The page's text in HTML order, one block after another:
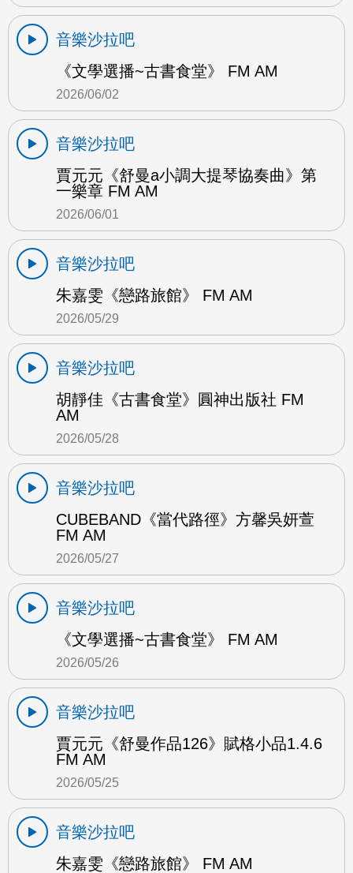
音樂沙拉吧
《文學選播~古書食堂》 FM AM
2026/06/02
音樂沙拉吧
賈元元《舒曼a小調大提琴協奏曲》第
一樂章 FM AM
2026/06/01
音樂沙拉吧
朱嘉雯《戀路旅館》 FM AM
2026/05/29
音樂沙拉吧
胡靜佳《古書食堂》圓神出版社 FM
AM
2026/05/28
音樂沙拉吧
CUBEBAND《當代路徑》方馨吳妍萱
FM AM
2026/05/27
音樂沙拉吧
《文學選播~古書食堂》 FM AM
2026/05/26
音樂沙拉吧
賈元元《舒曼作品126》賦格小品1.4.6
FM AM
2026/05/25
音樂沙拉吧
朱嘉雯《戀路旅館》 FM AM